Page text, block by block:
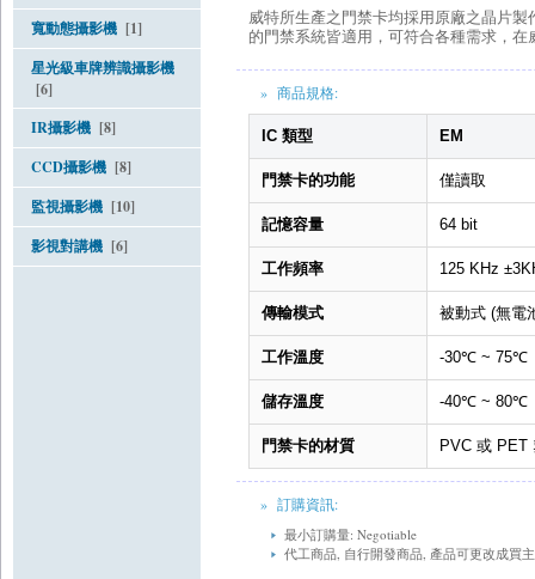
寬動態攝影機 [1]
星光級車牌辨識攝影機
[6]
IR攝影機 [8]
CCD攝影機 [8]
監視攝影機 [10]
影視對講機 [6]
威特所生產之門禁卡均採用原廠之晶片
的門禁系統皆適用，可符合各種需求，
» 商品規格:
IC 類型 EM
門禁卡的功能 僅讀取
記憶容量 64 bit
工作頻率 125 KHz
傳輸模式 被動式 (無電
工作溫度 -30℃ ~ 75℃
儲存溫度 -40℃ ~ 80℃
門禁卡的材質 PVC 或 PET
» 訂購資訊:
最小訂購量: Negotiable
代工商品, 自行開發商品, 產品可更改成買